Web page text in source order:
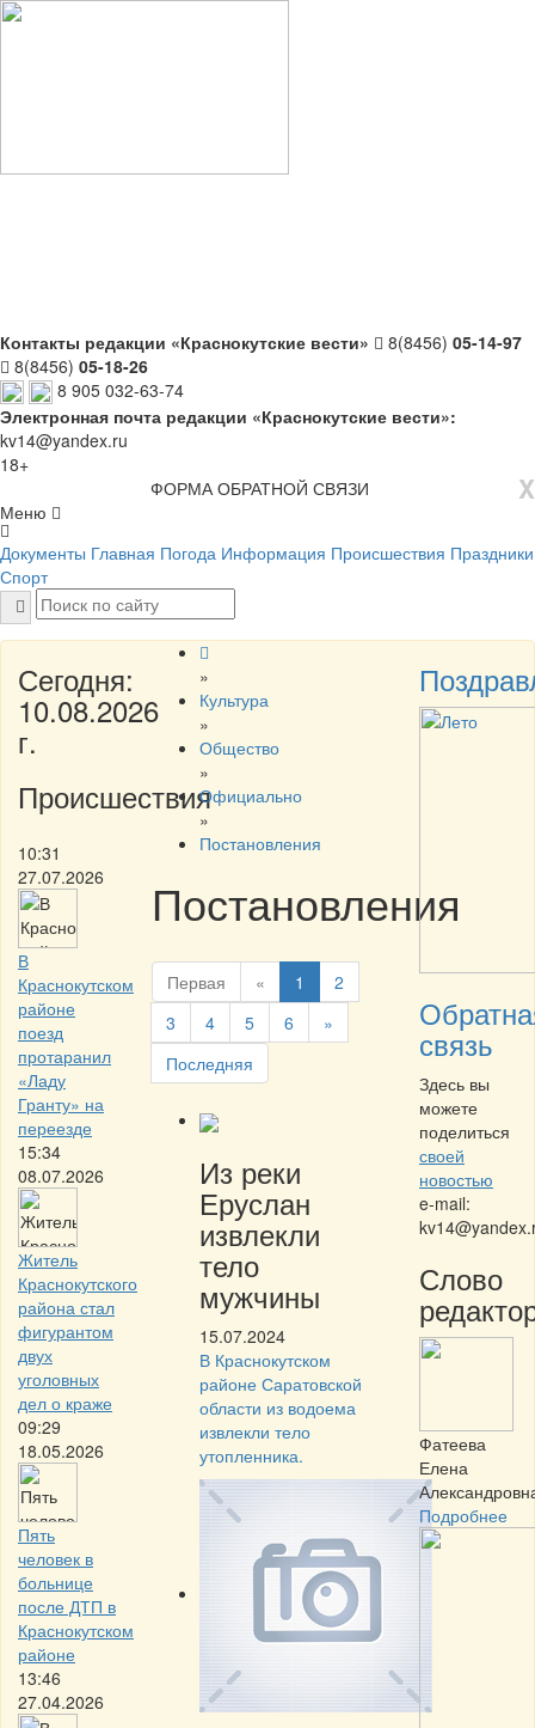
Контакты редакции «Краснокутские вести» 8(8456) 05-14-97
8(8456) 05-18-26
8 905 032-63-74
Электронная почта редакции «Краснокутские вести»:
kv14@yandex.ru
18+
X
ФОРМА ОБРАТНОЙ СВЯЗИ
Меню
Документы Главная Погода Информация Происшествия Праздники
Спорт
Сегодня:
10.08.2026
г.
Происшествия
10:31
27.07.2026
В
Краснокутском
районе
поезд
протаранил
«Ладу
Гранту» на
переезде
15:34
08.07.2026
Житель
Краснокутского
района стал
фигурантом
двух
уголовных
дел о краже
09:29
18.05.2026
Пять
человек в
больнице
после ДТП в
Краснокутском
районе
13:46
27.04.2026
»
Культура
»
Общество
»
Официально
»
Постановления
Постановления
Первая « 1
2
3
4 5 6
»
Последняя
Из реки
Еруслан
извлекли
тело
мужчины
15.07.2024
В Краснокутском
районе Саратовской
области из водоема
извлекли тело
утопленника.
связь
Здесь вы
можете
поделиться
своей
новостью
e-mail:
Слово
Фатеева
Елена
Подробнее